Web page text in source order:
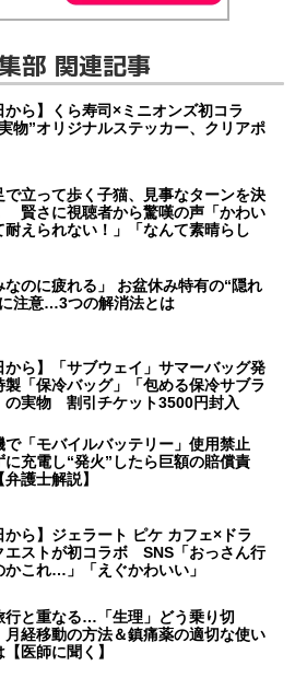
部 関連記事
から】くら寿司×ミニオンズ初コラ
物”オリジナルステッカー、クリアポ
で立って歩く子猫、見事なターンを決
賢さに視聴者から驚嘆の声「かわい
耐えられない！」「なんて素晴らし
なのに疲れる」 お盆休み特有の“隠れ
注意…3つの解消法とは
から】「サブウェイ」サマーバッグ発
「保冷バッグ」「包める保冷サブラ
の実物 割引チケット3500円封入
で「モバイルバッテリー」使用禁止
に充電し“発火”したら巨額の賠償責
護士解説】
から】ジェラート ピケ カフェ×ドラ
エストが初コラボ SNS「おっさん行
かこれ…」「えぐかわいい」
行と重なる…「生理」どう乗り切
経移動の方法＆鎮痛薬の適切な使い
医師に聞く】